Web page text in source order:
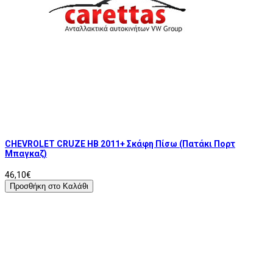
CHEVROLET CRUZE HB 2011+ Σκάφη Πίσω (Πατάκι Πορτ
Μπαγκαζ)
46,10€
Προσθήκη στο Καλάθι